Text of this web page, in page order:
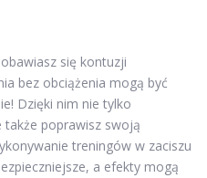
się kontuzji
bez obciążenia mogą być
Dzięki nim nie tylko
także poprawisz swoją
treningów w zaciszu
a efekty mogą